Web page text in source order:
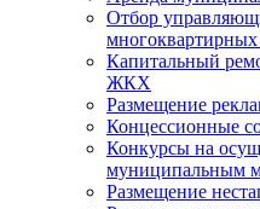
Отбор
Капитальный
ЖКХ
Размещение
Концессионные
Конкурсы на
муниципальным
Размещение